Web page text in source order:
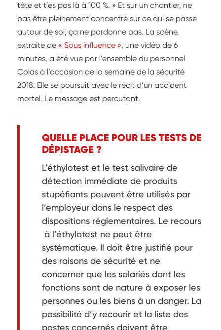
tête et t’es pas là à 100 %. » Et sur un chantier, ne
pas être pleinement concentré sur ce qui se passe
autour de soi, ça ne pardonne pas. La scène,
extraite de « Sous influence », une vidéo de 6
minutes, a été vue par l’ensemble du personnel
Colas à l’occasion de la semaine de la sécurité
2018. Elle se poursuit avec le récit d’un accident
mortel. Le message est percutant.
QUELLE PLACE POUR LES TESTS DE
DÉPISTAGE ?
L’éthylotest et le test salivaire de
détection immédiate de produits
stupéfiants peuvent être utilisés par
l’employeur dans le respect des
dispositions réglementaires. Le recours
à l’éthylotest ne peut être
systématique. Il doit être justifié pour
des raisons de sécurité et ne
concerner que les salariés dont les
fonctions sont de nature à exposer les
personnes ou les biens à un danger. La
possibilité d’y recourir et la liste des
postes concernés doivent être